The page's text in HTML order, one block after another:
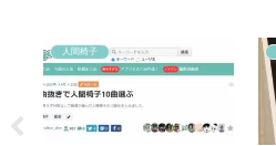
人間椅子